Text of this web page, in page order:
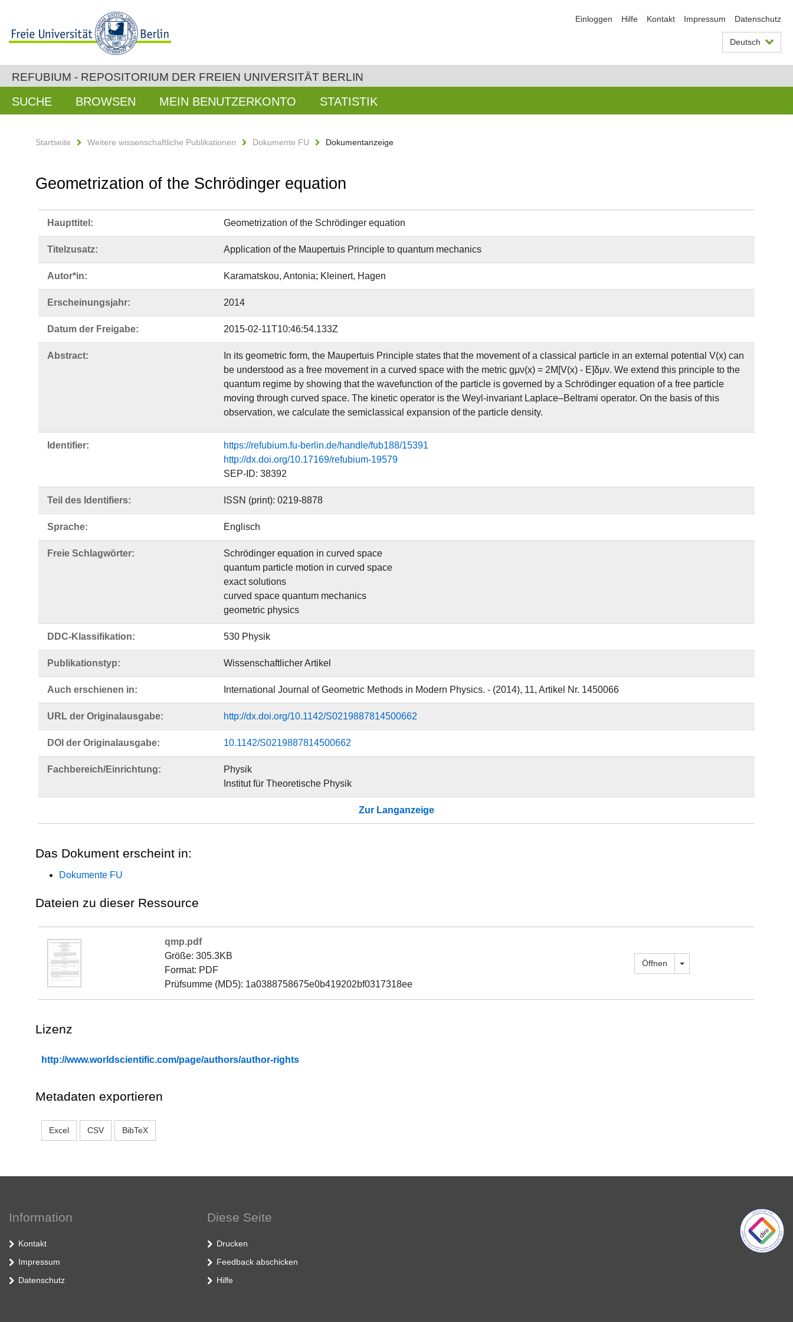
Einloggen Hilfe Kontakt Impressum Datenschutz
Deutsch
REFUBIUM - REPOSITORIUM DER FREIEN UNIVERSITÄT BERLIN
SUCHE BROWSEN MEIN BENUTZERKONTO STATISTIK
Startseite Weitere wissenschaftliche Publikationen Dokumente FU Dokumentanzeige
Geometrization of the Schrödinger equation
Haupttitel: Geometrization of the Schrödinger equation
Titelzusatz: Application of the Maupertuis Principle to quantum mechanics
Autor*in: Karamatskou, Antonia; Kleinert, Hagen
Erscheinungsjahr: 2014
Datum der Freigabe: 2015-02-11T10:46:54.133Z
Abstract:
In its geometric form, the Maupertuis Principle states that the movement of a classical particle in an external potential V(x) can
be understood as a free movement in a curved space with the metric gμν(x) = 2M[V(x) - E]δμν. We extend this principle to the
quantum regime by showing that the wavefunction of the particle is governed by a Schrödinger equation of a free particle
moving through curved space. The kinetic operator is the Weyl-invariant Laplace–Beltrami operator. On the basis of this
observation, we calculate the semiclassical expansion of the particle density.
Identifier:
https://refubium.fu-berlin.de/handle/fub188/15391
http://dx.doi.org/10.17169/refubium-19579
SEP-ID: 38392
Teil des Identifiers: ISSN (print): 0219-8878
Sprache: Englisch
Freie Schlagwörter:
Schrödinger equation in curved space
quantum particle motion in curved space
exact solutions
curved space quantum mechanics
geometric physics
DDC-Klassifikation: 530 Physik
Publikationstyp: Wissenschaftlicher Artikel
Auch erschienen in: International Journal of Geometric Methods in Modern Physics. - (2014), 11, Artikel Nr. 1450066
URL der Originalausgabe: http://dx.doi.org/10.1142/S0219887814500662
DOI der Originalausgabe: 10.1142/S0219887814500662
Fachbereich/Einrichtung:
Physik
Institut für Theoretische Physik
Zur Langanzeige
Das Dokument erscheint in:
Dokumente FU
Dateien zu dieser Ressource
qmp.pdf
Größe: 305.3KB
Format: PDF
Prüfsumme (MD5): 1a0388758675e0b419202bf0317318ee
Öffnen Dropdown öffnen
Lizenz
http://www.worldscientific.com/page/authors/author-rights
Metadaten exportieren
Excel CSV BibTeX
Information
Kontakt
Impressum
Datenschutz
Diese Seite
Drucken
Feedback abschicken
Hilfe